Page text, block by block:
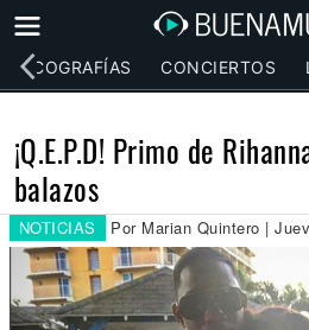
DISCOGRAFÍAS CONCIERTOS
¡Q.E.P.D! Primo de
balazos
NOTICIAS Por Marian Quintero |